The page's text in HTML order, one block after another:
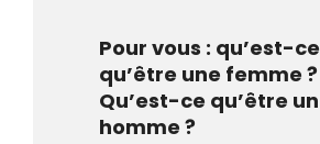
Pour vous : qu’est-ce
qu’être une femme ?
Qu’est-ce qu’être un
homme ?